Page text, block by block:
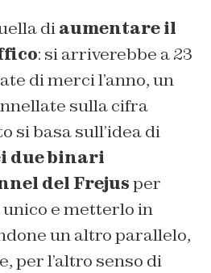
diaumentare il
: si arriverebbe a 23
di merci l’anno, un
sulla cifra
si basa sull’idea di
due binari
del Frejusper
e metterlo in
un altro parallelo,
per l’altro senso di